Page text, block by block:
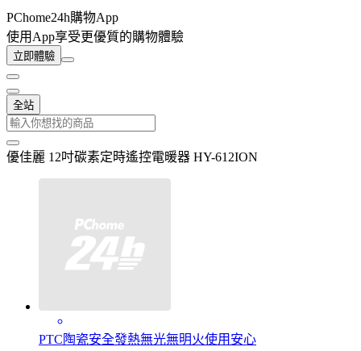
PChome24h購物App
使用App享受更優質的購物體驗
立即體驗
全站
優佳麗 12吋碳素定時遙控電暖器 HY-612ION
PTC陶瓷安全發熱無光無明火使用安心